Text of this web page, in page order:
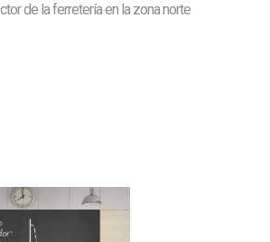
de la ferretería en la zona norte